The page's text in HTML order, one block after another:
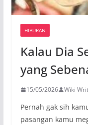
HIBURAN
Kalau Dia
yang
15/05/2026 Wiki
Pernah gak sih
pasangan kamu